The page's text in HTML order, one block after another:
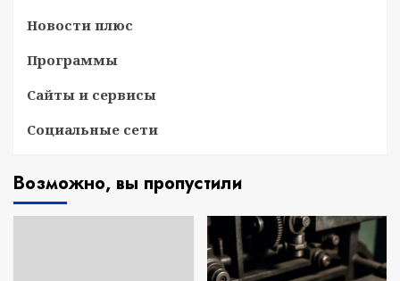
Новости плюс
Программы
Сайты и сервисы
Социальные сети
Возможно, вы пропустили